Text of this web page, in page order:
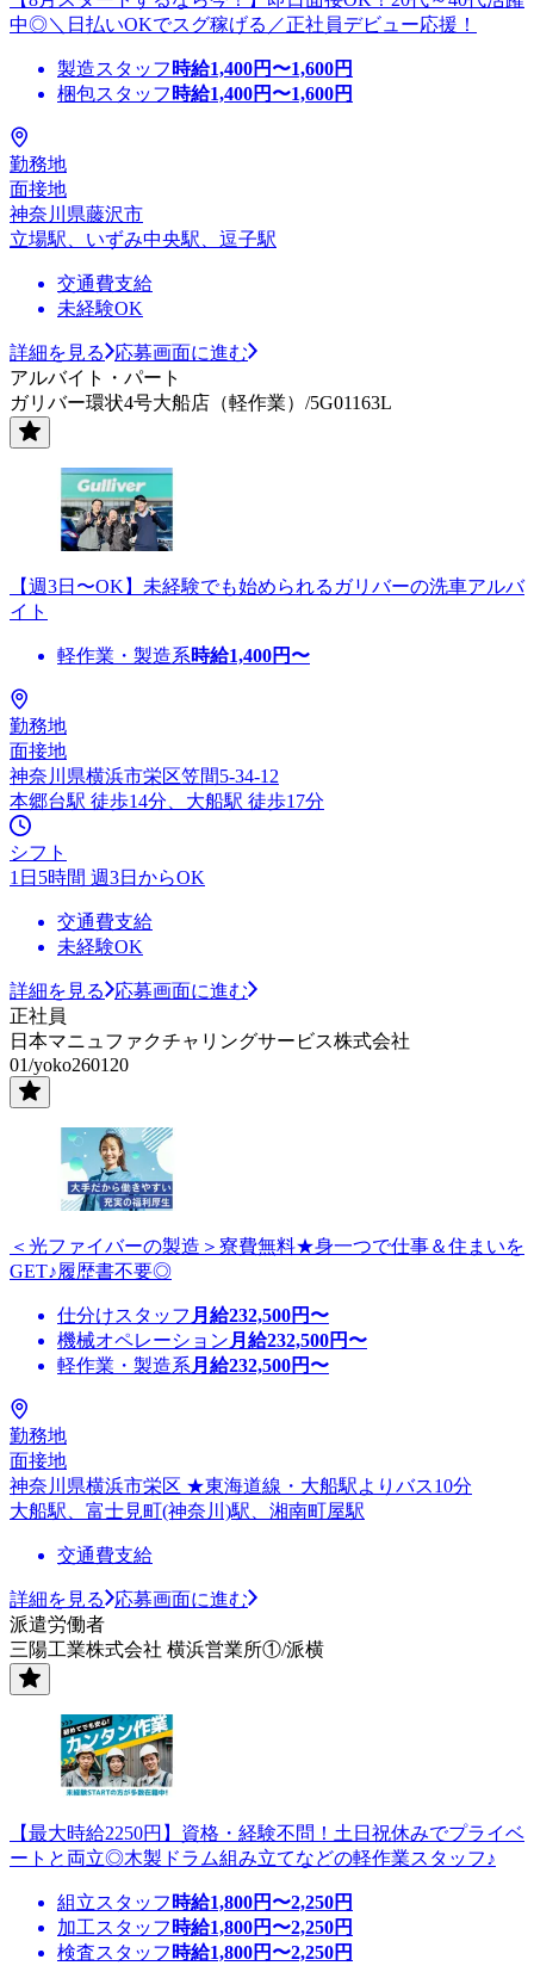
中◎＼日払いOKでスグ稼げる／正社員デビュー応援！
製造スタッフ 時給1,400円〜1,600円
梱包スタッフ 時給1,400円〜1,600円
勤務地
面接地
神奈川県藤沢市
立場駅、いずみ中央駅、逗子駅
交通費支給
未経験OK
詳細を見る
応募画面に進む
アルバイト・パート
ガリバー環状4号大船店（軽作業）/5G01163L
【週3日〜OK】未経験でも始められるガリバーの洗車アルバ
イト
軽作業・製造系時給1,400円〜
勤務地
面接地
神奈川県横浜市栄区笠間5-34-12
本郷台駅 徒歩14分、大船駅 徒歩17分
シフト
1日5時間 週3日からOK
交通費支給
未経験OK
詳細を見る
応募画面に進む
正社員
日本マニュファクチャリングサービス株式会社
01/yoko260120
＜光ファイバーの製造＞寮費無料★身一つで仕事＆住まいを
GET♪履歴書不要◎
仕分けスタッフ 月給232,500円〜
機械オペレーション 月給232,500円〜
軽作業・製造系 月給232,500円〜
勤務地
面接地
神奈川県横浜市栄区 ★東海道線・大船駅よりバス10分
大船駅、富士見町(神奈川)駅、湘南町屋駅
交通費支給
詳細を見る
応募画面に進む
派遣労働者
三陽工業株式会社 横浜営業所①/派横
【最大時給2250円】資格・経験不問！土日祝休みでプライベ
ートと両立◎木製ドラム組み立てなどの軽作業スタッフ♪
組立スタッフ 時給1,800円〜2,250円
加工スタッフ 時給1,800円〜2,250円
検査スタッフ 時給1,800円〜2,250円